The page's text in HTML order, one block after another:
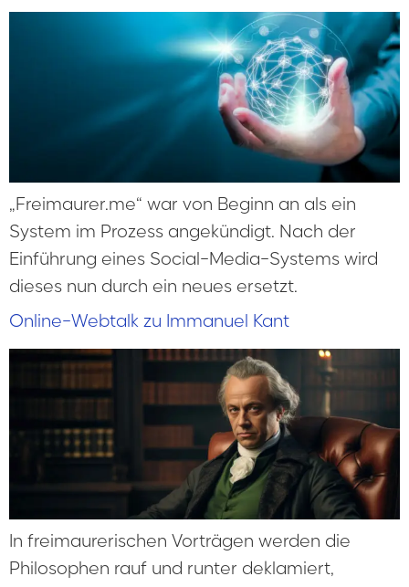
„Freimaurer.me“ war von Beginn an als ein
System im Prozess angekündigt. Nach der
Einführung eines Social-Media-Systems wird
dieses nun durch ein neues ersetzt.
Online-Webtalk zu Immanuel Kant
In freimaurerischen Vorträgen werden die
Philosophen rauf und runter deklamiert,